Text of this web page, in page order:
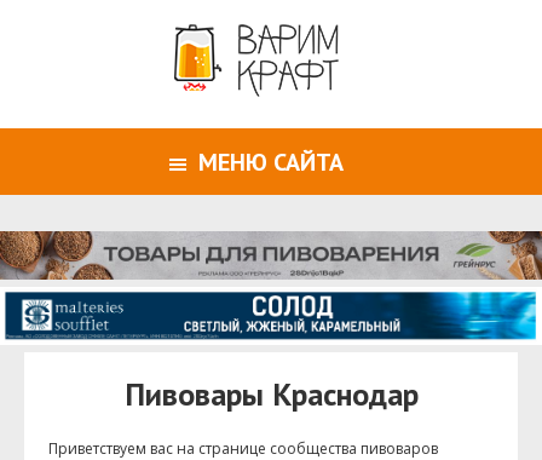
МЕНЮ САЙТА
Пивовары Краснодар
Приветствуем ваc на странице сообщества пивоваров